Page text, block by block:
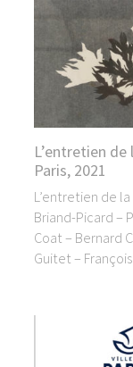
L’entretien
Paris, 2021
L’entretien de
Briand-Picard –
Coat – Bernard
Guitet –